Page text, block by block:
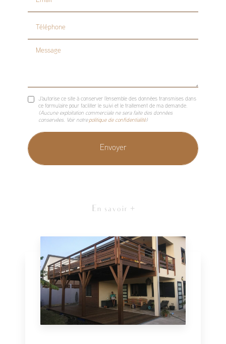
Téléphone
Message
J'autorise ce site à conserver l'ensemble des données transmises dans
ce formulaire pour faciliter le suivi et le traitement de ma demande.
(Aucune exploitation commerciale ne sera faite des données
conservées. Voir notre politique de confidentialité)
En savoir +